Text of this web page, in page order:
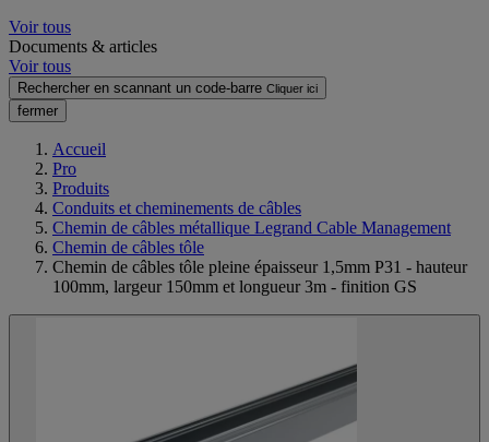
Voir tous
Documents & articles
Voir tous
Rechercher en scannant un code-barre Cliquer ici
fermer
Accueil
Pro
Produits
Conduits et cheminements de câbles
Chemin de câbles métallique Legrand Cable Management
Chemin de câbles tôle
Chemin de câbles tôle pleine épaisseur 1,5mm P31 - hauteur
100mm, largeur 150mm et longueur 3m - finition GS